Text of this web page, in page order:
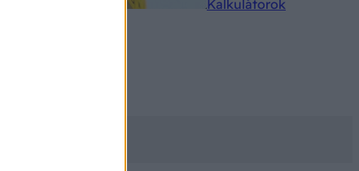
Kalkulátorok